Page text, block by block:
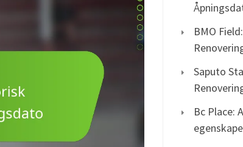
BMO
Saputo
Bc Place: